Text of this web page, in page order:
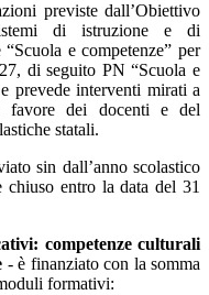
previste dall’Obiettivo
di istruzione e di
e competenze” per
di seguito PN “Scuola e
prevede interventi mirati a
favore dei docenti e del
statali.
sin dall’anno scolastico
chiuso entro la data del 31
competenze culturali
- è finanziato con la somma
formativi: